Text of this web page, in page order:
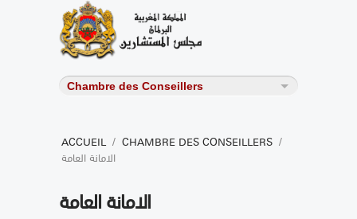
ACCUEIL / CHAMBRE DES CONSEILLERS /
الامانة العامة
الامانة العامة